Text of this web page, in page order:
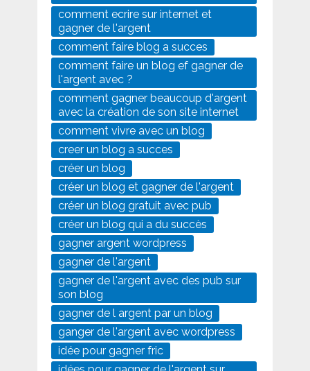
comment ecrire sur internet et
gagner de l'argent
comment faire blog a succes
comment faire un blog ef gagner de
l'argent avec ?
comment gagner beaucoup d'argent
avec la création de son site internet
comment vivre avec un blog
creer un blog a succes
créer un blog
créer un blog et gagner de l'argent
créer un blog gratuit avec pub
créer un blog qui a du succès
gagner argent wordpress
gagner de l'argent
gagner de l'argent avec des pub sur
son blog
gagner de l argent par un blog
ganger de l'argent avec wordpress
idée pour gagner fric